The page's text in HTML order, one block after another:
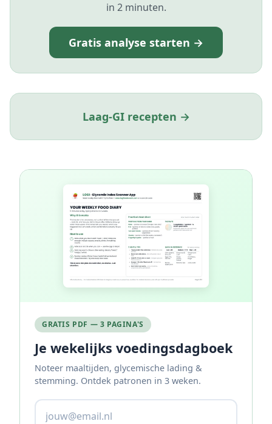
in 2 minuten.
Gratis analyse starten →
Laag-GI recepten →
GRATIS PDF — 3 PAGINA'S
Je wekelijks voedingsdagboek
Noteer maaltijden, glycemische lading &
stemming. Ontdek patronen in 3 weken.